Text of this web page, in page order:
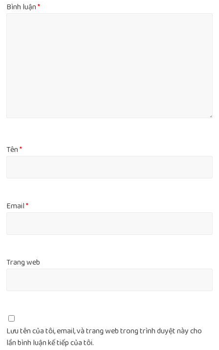
Bình luận*
Tên*
Email*
Trang web
Lưu tên của tôi, email, và trang web trong trình duyệt này cho
lần bình luận kế tiếp của tôi.